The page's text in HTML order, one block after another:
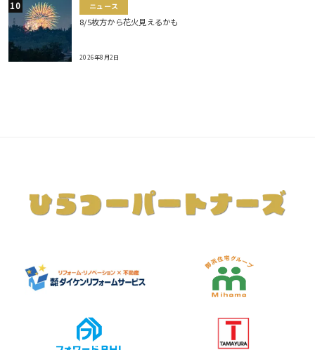
ニュース
8/5枚方から花火見えるかも
2026年8月2日